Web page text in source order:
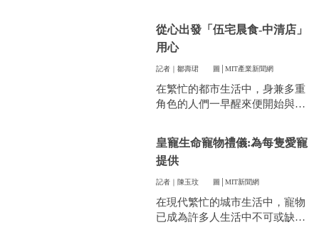
件看似小事卻常常讓人煩惱。像
是衣服太多、空間不夠，或是遇
到突然變天，曬衣服真的讓不少
人感到頭疼。
從心出發「伍宅晨食-中清店」
用心
記者｜鄒壽珺 圖│MIT產業新聞網
在繁忙的都市生活中，身兼多重
角色的人們一早醒來便開始與時
皇寵生命寵物禮儀:為每隻愛寵
提供
記者｜陳玉玟 圖│MIT新聞網
在現代繁忙的城市生活中，寵物
已成為許多人生活中不可或缺的